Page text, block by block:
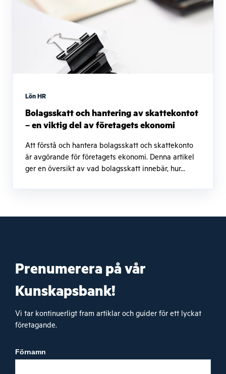
Lön HR
Bolagsskatt och hantering av skattekontot
– en viktig del av företagets ekonomi
Att förstå och hantera bolagsskatt och skattekonto
är avgörande för företagets ekonomi. Denna artikel
ger en översikt av vad bolagsskatt innebär, hur...
Prenumerera på vår
Kunskapsbank!
Vi tar kontinuerligt fram artiklar och guider för ett lyckat
företagande.
Förnamn